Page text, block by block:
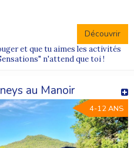
Découvrir
et que tu aimes les activités
n'attend que toi !
au Manoir
4-12 ANS